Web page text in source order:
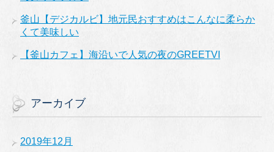
釜山【デジカルビ】地元民おすすめはこんなに柔らか
くて美味しい
【釜山カフェ】海沿いで人気の夜のGREETVI
アーカイブ
2019年12月